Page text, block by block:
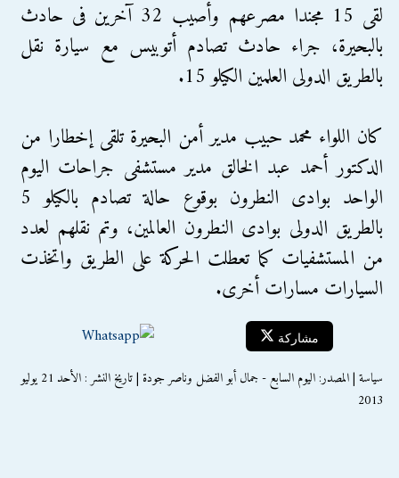
لقى 15 مجندا مصرعهم وأصيب 32 آخرين فى حادث
بالبحيرة، جراء حادث تصادم أتوبيس مع سيارة نقل
بالطريق الدولى العلمين الكيلو 15.
كان اللواء محمد حبيب مدير أمن البحيرة تلقى إخطارا من
الدكتور أحمد عبد الخالق مدير مستشفى جراحات اليوم
الواحد بوادى النطرون بوقوع حالة تصادم بالكيلو 5
بالطريق الدولى بوادى النطرون العالمين، وتم نقلهم لعدد
من المستشفيات كما تعطلت الحركة على الطريق واتخذت
السيارات مسارات أخرى.
مشاركة
سياسة | المصدر: اليوم السابع - جمال أبو الفضل وناصر جودة | تاريخ النشر : الأحد 21 يوليو
2013